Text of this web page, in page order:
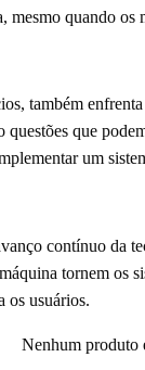
mesmo quando os
também
que
um
contínuo da
tornem os
os usuários.
Nenhum produto